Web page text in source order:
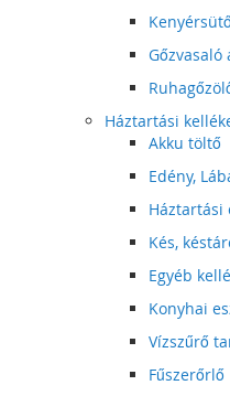
Kenyérsütő
Gőzvasaló
Háztartási
Akku töltő
Edény,
Háztartási
Kés,
Egyéb
Konyhai
Vízszűrő
Fűszerőrlő